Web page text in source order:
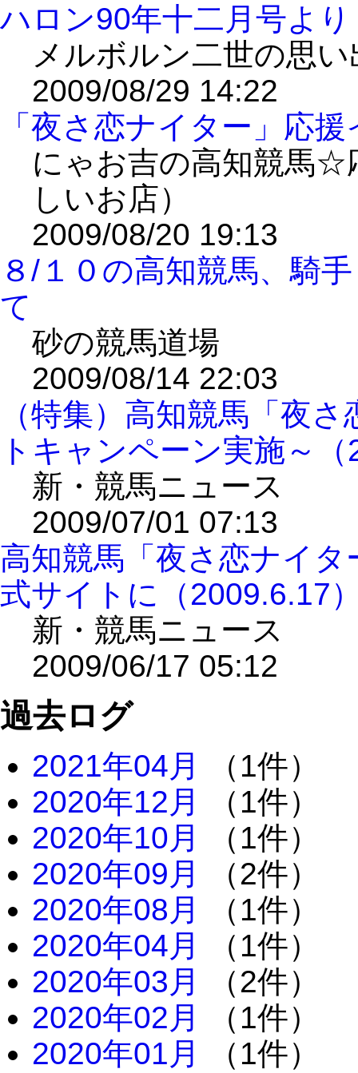
ハロン90年十二月号よ
メルボルン二世の思
2009/08/29 14:22
「夜さ恋ナイター」応
にゃお吉の高知競馬☆
しいお店）
2009/08/20 19:13
８/１０の高知競馬、騎
て
砂の競馬道場
2009/08/14 22:03
（特集）高知競馬「夜
トキャンペーン実施～
新・競馬ニュース
2009/07/01 07:13
高知競馬「夜さ恋ナイ
式サイトに（2009.6.17
新・競馬ニュース
2009/06/17 05:12
過去ログ
2021年04月
（1件）
2020年12月
（1件）
2020年10月
（1件）
2020年09月
（2件）
2020年08月
（1件）
2020年04月
（1件）
2020年03月
（2件）
2020年02月
（1件）
2020年01月
（1件）